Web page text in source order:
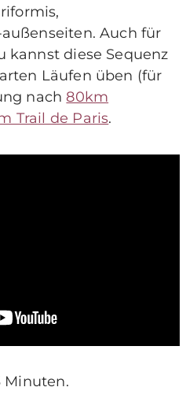
Auch für
kannst diese Sequenz
Läufen üben (für
nach 80km
Trail de Paris.
Minuten.